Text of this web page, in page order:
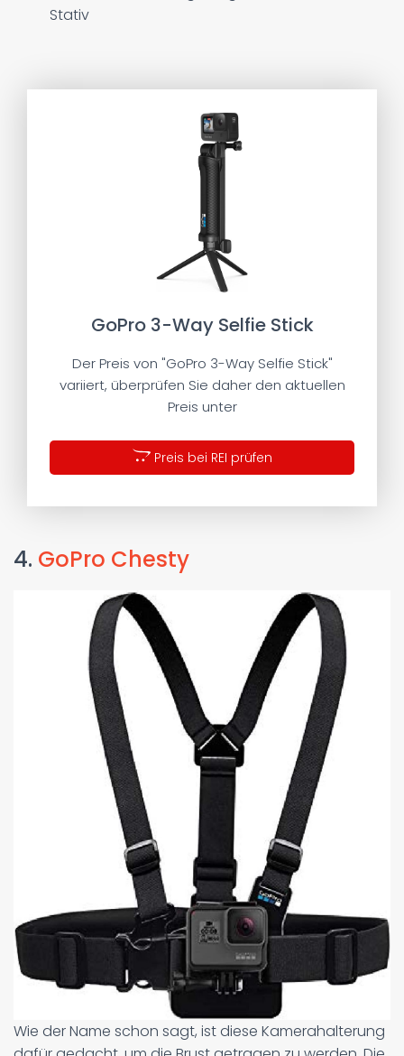
Stativ
GoPro 3-Way Selfie Stick
Der Preis von "GoPro 3-Way Selfie Stick"
variiert, überprüfen Sie daher den aktuellen
Preis unter
Preis bei REI prüfen
4. GoPro Chesty
Wie der Name schon sagt, ist diese Kamerahalterung